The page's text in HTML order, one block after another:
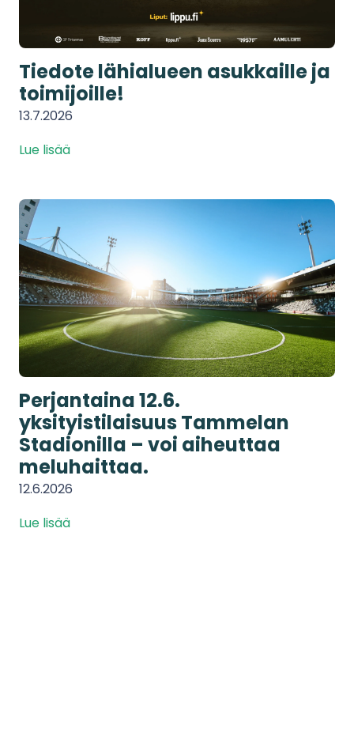
Tiedote lähialueen asukkaille ja
toimijoille!
13.7.2026
Lue lisää
Perjantaina 12.6.
yksityistilaisuus Tammelan
Stadionilla – voi aiheuttaa
meluhaittaa.
12.6.2026
Lue lisää